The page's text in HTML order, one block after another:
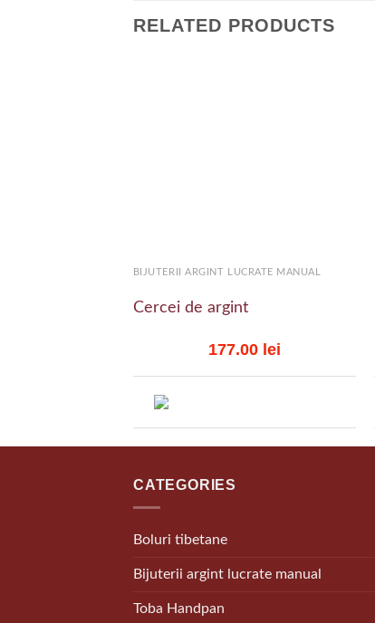
RELATED PRODUCTS
BIJUTERII ARGINT LUCRATE MANUAL
Cercei de argint
177.00 lei
CATEGORIES
Boluri tibetane
Bijuterii argint lucrate manual
Toba Handpan